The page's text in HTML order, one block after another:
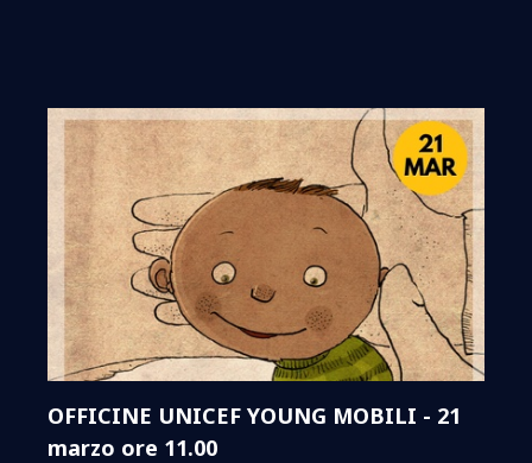
OFFICINE UNICEF YOUNG MOBILI - 21
marzo ore 11.00